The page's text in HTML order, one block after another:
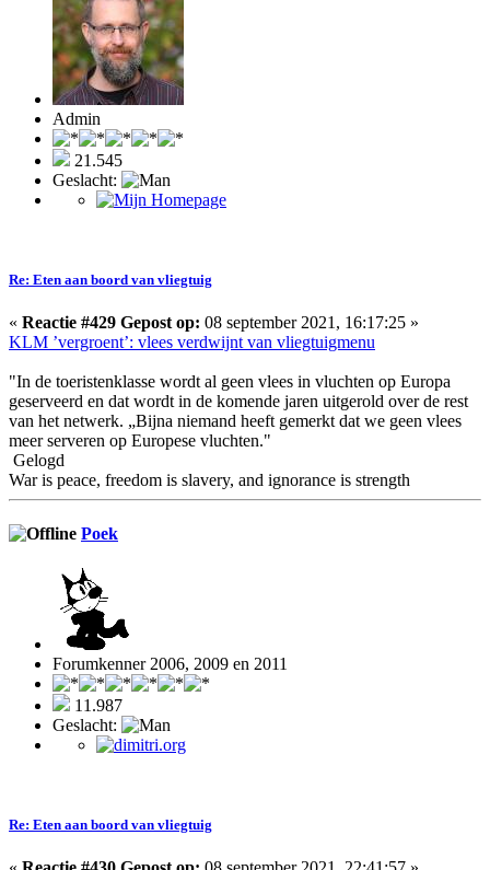
Admin
21.545
Geslacht:
Re: Eten aan boord van vliegtuig
« Reactie #429 Gepost op: 08 september 2021, 16:17:25 »
KLM ’vergroent’: vlees verdwijnt van vliegtuigmenu
"In de toeristenklasse wordt al geen vlees in vluchten op Europa
geserveerd en dat wordt in de komende jaren uitgerold over de rest
van het netwerk. „Bijna niemand heeft gemerkt dat we geen vlees
meer serveren op Europese vluchten."
Gelogd
War is peace, freedom is slavery, and ignorance is strength
Poek
Forumkenner 2006, 2009 en 2011
11.987
Geslacht:
Re: Eten aan boord van vliegtuig